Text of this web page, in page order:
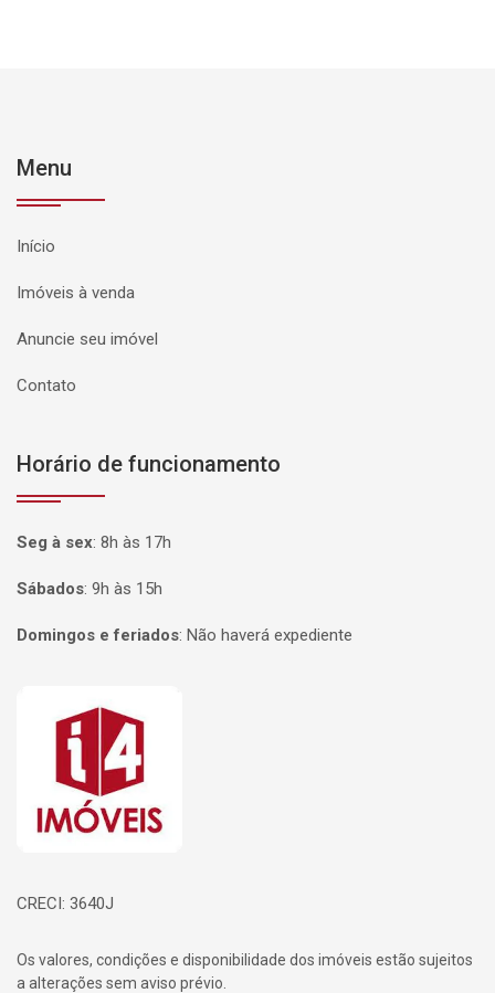
Menu
Início
Imóveis à venda
Anuncie seu imóvel
Contato
Horário de funcionamento
Seg à sex: 8h às 17h
Sábados: 9h às 15h
Domingos e feriados: Não haverá expediente
Página inicial
CRECI: 3640J
Os valores, condições e disponibilidade dos imóveis estão sujeitos
a alterações sem aviso prévio.